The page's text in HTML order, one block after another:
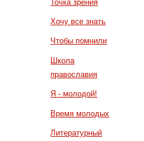
Точка зрения
Хочу все знать
Чтобы помнили
Школа
православия
Я - молодой!
Время молодых
Литературный